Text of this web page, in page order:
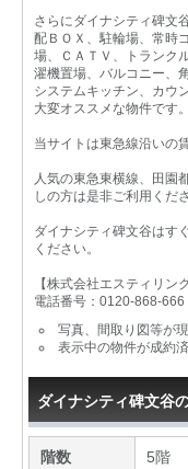
さらにダイナシティ碑文
配ＢＯＸ、駐輪場、常時
場、ＣＡＴＶ、トランク
濯機置場、バルコニー、
システムキッチン、カウ
大変オススメな物件です。
当サイトは東急線沿いの
人気の東急東横線、田園
しの方は是非ご利用くださ
ダイナシティ碑文谷はす
ください。
【株式会社エスティリンク
電話番号：0120-868-
写真、間取り図等が
表示中の物件が成約
ダイナシティ碑文谷
階数 5階